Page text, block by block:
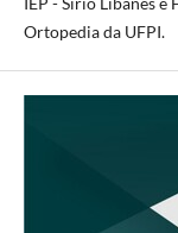
Ortopedia da UFPI.